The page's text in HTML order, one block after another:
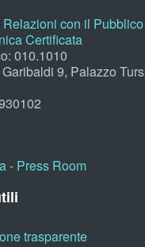
con il Pubblico
Certificata
010.1010
9, Palazzo
- Press Room
trasparente